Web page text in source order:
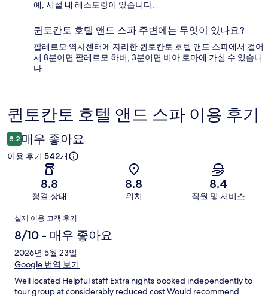
예, 시설 내 레스토랑이 있습니다.
퀸토칸토 호텔 앤드 스파 주변에는 무엇이 있나요?
팔레르모 역사센터에 자리한 퀸토칸토 호텔 앤드 스파에서 걸어
서 8분이면 팔레르모 하버, 3분이면 비아 로마에 가실 수 있습니
다.
이
용
후
퀸토칸토 호텔 앤드 스파 이용 후기
8.2 매우 좋아요
이용 후기 542개
8.8
청결 상태
8.8
위치
8.4
직원 및 서비스
이
용
후
기
실제 이용 고객 후기
8/10 - 매우 좋아요
2026년 5월 23일
Google 번역 보기
Well located Helpful staff Extra nights booked independently to
tour group at considerably reduced cost Would recommend